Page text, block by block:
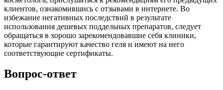
клиентов, ознакомившись с отзывами в интернете. Во
избежание негативных последствий в результате
использования дешевых поддельных препаратов, следует
обращаться в хорошо зарекомендовавшие себя клиники,
которые гарантируют качество геля и имеют на него
соответствующие сертификаты.
Вопрос-ответ